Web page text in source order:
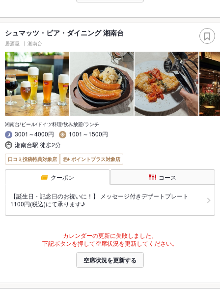
シュマッツ・ビア・ダイニング 湘南台
居酒屋 湘南台
湘南台/ビール/ドイツ料理/飲み放題/ランチ
3001～4000円
1001～1500円
湘南台駅 徒歩2分
口コミ投稿特典対象店 ポイントプラス対象店
クーポン コース
【誕生日・記念日のお祝いに！】 メッセージ付きデザートプレート
1100円(税込)にて承ります♪
カレンダーの更新に失敗しました。
下記ボタンを押して空席状況を更新してください。
空席状況を更新する